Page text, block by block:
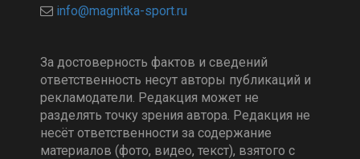
За достоверность фактов и сведений
ответственность несут авторы публикаций и
рекламодатели. Редакция может не
разделять точку зрения автора. Редакция не
несёт ответственности за содержание
материалов (фото, видео, текст), взятого с